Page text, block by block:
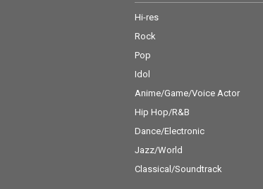
Hi-res
Rock
Pop
Idol
Anime/Game/Voice Actor
Hip Hop/R&B
Dance/Electronic
Jazz/World
Classical/Soundtrack